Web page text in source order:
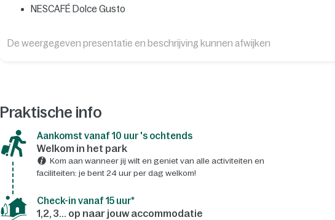
NESCAFÉ Dolce Gusto
De weergegeven presentatie en beschrijving kunnen afwijken
Praktische info
Aankomst vanaf 10 uur 's ochtends
Welkom in het park
Kom aan wanneer jij wilt en geniet van alle activiteiten en
faciliteiten: je bent 24 uur per dag welkom!
Check-in vanaf 15 uur*
1,2, 3... op naar jouw accommodatie